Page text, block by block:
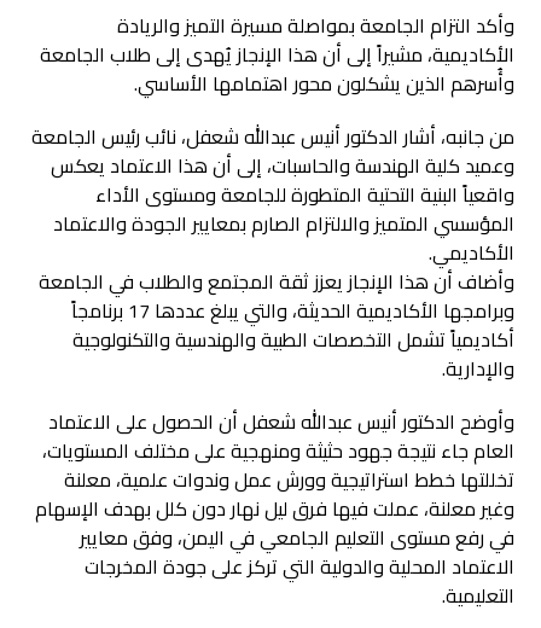
وأكد التزام الجامعة بمواصلة مسيرة التميز والريادة
الأكاديمية، مشيراً إلى أن هذا الإنجاز يُهدى إلى طلاب الجامعة
وأُسرهم الذين يشكلون محور اهتمامها الأساسي.
من جانبه، أشار الدكتور أنيس عبدالله شعفل، نائب رئيس الجامعة
وعميد كلية الهندسة والحاسبات، إلى أن هذا الاعتماد يعكس
واقعياً البنية التحتية المتطورة للجامعة ومستوى الأداء
المؤسسي المتميز والالتزام الصارم بمعايير الجودة والاعتماد
الأكاديمي.
وأضاف أن هذا الإنجاز يعزز ثقة المجتمع والطلاب في الجامعة
وبرامجها الأكاديمية الحديثة، والتي يبلغ عددها 17 برنامجاً
أكاديمياً تشمل التخصصات الطبية والهندسية والتكنولوجية
والإدارية.
وأوضح الدكتور أنيس عبدالله شعفل أن الحصول على الاعتماد
العام جاء نتيجة جهود حثيثة ومنهجية على مختلف المستويات،
تخللتها خطط استراتيجية وورش عمل وندوات علمية، معلنة
وغير معلنة، عملت فيها فرق ليل نهار دون كلل بهدف الإسهام
في رفع مستوى التعليم الجامعي في اليمن، وفق معايير
الاعتماد المحلية والدولية التي تركز على جودة المخرجات
التعليمية.